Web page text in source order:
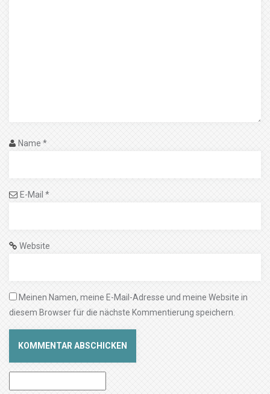
Name *
E-Mail *
Website
Meinen Namen, meine E-Mail-Adresse und meine Website in
diesem Browser für die nächste Kommentierung speichern.